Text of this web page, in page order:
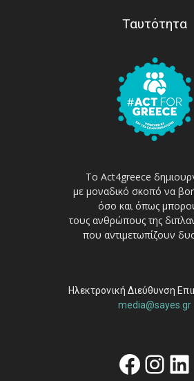
Ταυτότητα
Το Act4greece
με μοναδικό σκοπό να
όσο και όπως
τους ανθρώπους της
που αντιμετωπίζουν
Ηλεκτρονική Διεύθυνση
media@sayes.gr